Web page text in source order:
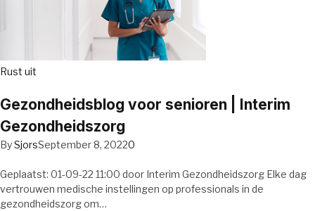
Rust uit
Gezondheidsblog voor senioren | Interim
Gezondheidszorg
BySjorsSeptember 8, 20220
Geplaatst: 01-09-22 11:00 door Interim Gezondheidszorg Elke dag
vertrouwen medische instellingen op professionals in de
gezondheidszorg om…